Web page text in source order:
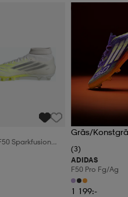
Sparkfusion
Gräs/
(3)
ADIDAS
F50 Pro Fg/ag
1 199:-